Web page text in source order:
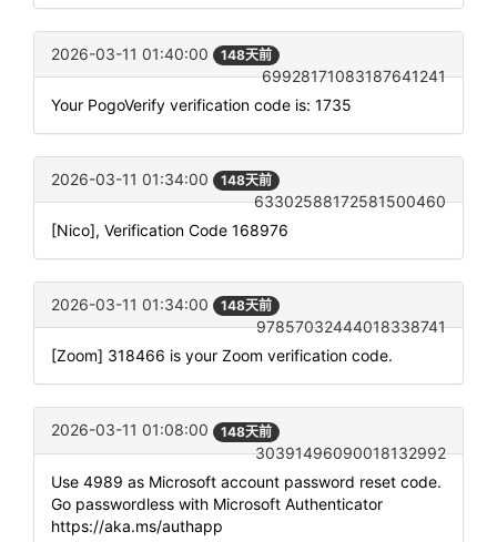
2026-03-11 01:40:00 148天前
69928171083187641241
Your PogoVerify verification code is: 1735
2026-03-11 01:34:00 148天前
63302588172581500460
[Nico], Verification Code 168976
2026-03-11 01:34:00 148天前
97857032444018338741
[Zoom] 318466 is your Zoom verification code.
2026-03-11 01:08:00 148天前
30391496090018132992
Use 4989 as Microsoft account password reset code.
Go passwordless with Microsoft Authenticator
https://aka.ms/authapp